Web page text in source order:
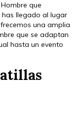
que
llegado al lugar
una amplia
que se adaptan
hasta un evento